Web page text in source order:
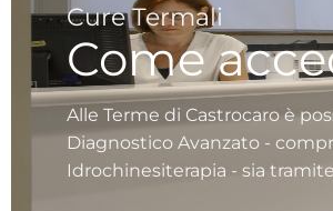
Cure Termali
Come
Alle Terme di Castrocaro è
Diagnostico Avanzato -
Idrochinesiterapia - sia